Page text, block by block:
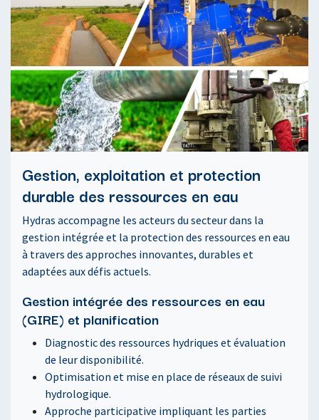
Gestion, exploitation et protection
durable des ressources en eau
Hydras accompagne les acteurs du secteur dans la
gestion intégrée et la protection des ressources en eau
à travers des approches innovantes, durables et
adaptées aux défis actuels.
Gestion intégrée des ressources en eau
(GIRE) et planification
Diagnostic des ressources hydriques et évaluation
de leur disponibilité.
Optimisation et mise en place de réseaux de suivi
hydrologique.
Approche participative impliquant les parties